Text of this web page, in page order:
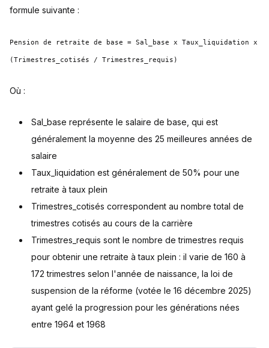
formule suivante :
Pension de retraite de base = Sal_base x Taux_liquidation x
(Trimestres_cotisés / Trimestres_requis)
Où :
Sal_base représente le salaire de base, qui est
généralement la moyenne des 25 meilleures années de
salaire
Taux_liquidation est généralement de 50% pour une
retraite à taux plein
Trimestres_cotisés correspondent au nombre total de
trimestres cotisés au cours de la carrière
Trimestres_requis sont le nombre de trimestres requis
pour obtenir une retraite à taux plein : il varie de 160 à
172 trimestres selon l'année de naissance, la loi de
suspension de la réforme (votée le 16 décembre 2025)
ayant gelé la progression pour les générations nées
entre 1964 et 1968